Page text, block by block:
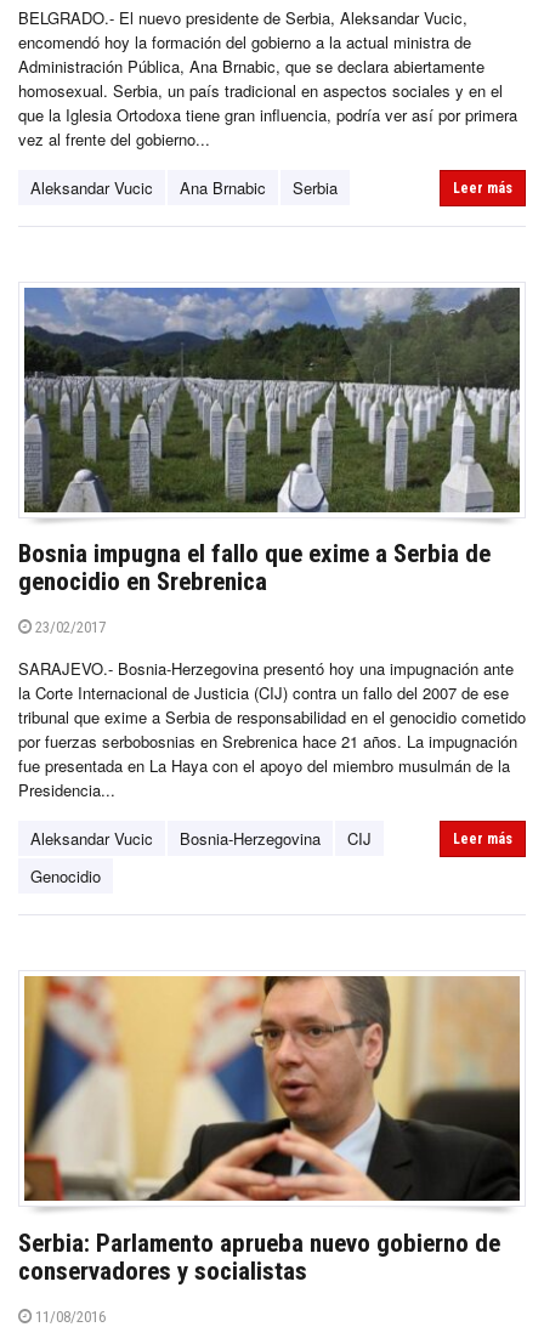
BELGRADO.- El nuevo presidente de Serbia, Aleksandar Vucic,
encomendó hoy la formación del gobierno a la actual ministra de
Administración Pública, Ana Brnabic, que se declara abiertamente
homosexual. Serbia, un país tradicional en aspectos sociales y en el
que la Iglesia Ortodoxa tiene gran influencia, podría ver así por primera
vez al frente del gobierno...
Aleksandar Vucic Ana Brnabic Serbia Leer más
Bosnia impugna el fallo que exime a Serbia de
genocidio en Srebrenica
23/02/2017
SARAJEVO.- Bosnia-Herzegovina presentó hoy una impugnación ante
la Corte Internacional de Justicia (CIJ) contra un fallo del 2007 de ese
tribunal que exime a Serbia de responsabilidad en el genocidio cometido
por fuerzas serbobosnias en Srebrenica hace 21 años. La impugnación
fue presentada en La Haya con el apoyo del miembro musulmán de la
Presidencia...
Aleksandar Vucic Bosnia-Herzegovina
CIJ
Genocidio
Leer más
Serbia: Parlamento aprueba nuevo gobierno de
conservadores y socialistas
11/08/2016